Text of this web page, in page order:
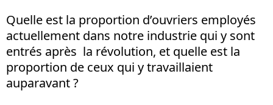
Quelle est la proportion d’ouvriers employés
actuellement dans notre industrie qui y sont
entrés après la révolution, et quelle est la
proportion de ceux qui y travaillaient
auparavant ?